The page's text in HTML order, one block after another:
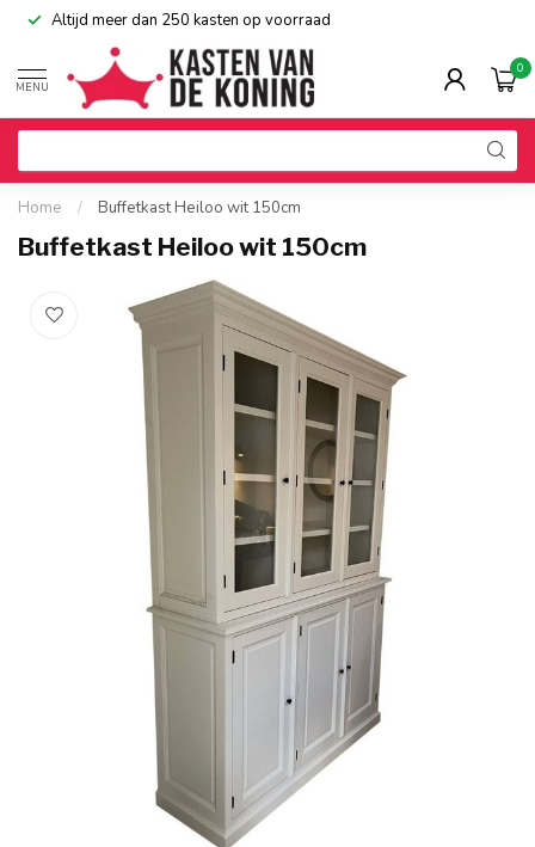
Altijd meer dan 250 kasten op voorraad
MENU
0
Home / Buffetkast Heiloo wit 150cm
Buffetkast Heiloo wit 150cm